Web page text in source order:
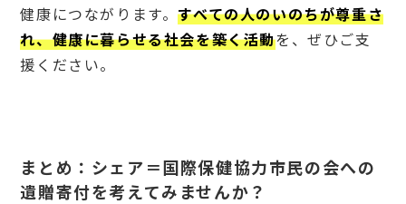
健康につながります。すべての人のいのちが尊重さ
れ、健康に暮らせる社会を築く活動を、ぜひご支
援ください。
まとめ：シェア＝国際保健協力市民の会への
遺贈寄付を考えてみませんか？